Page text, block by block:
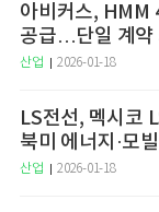
아비커스, HMM
공급…단일 계약
산업 2026-01-18
LS전선, 멕시코
북미 에너지·모
산업 2026-01-18